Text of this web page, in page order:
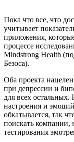
Пока что все, что
учитывает
приложения,
процессе
Mindstrong Health
Безоса).
Оба проекта
при депрессии и
для всех
настроения и
обкатывается, так
поискать компании,
тестирования